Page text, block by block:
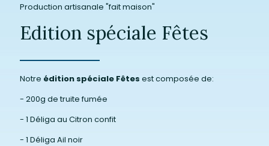
Production artisanale "fait maison"
Edition spéciale Fêtes
Notre édition spéciale Fêtes est composée de:
- 200g de truite fumée
- 1 Déliga au Citron confit
- 1 Déliga Ail noir